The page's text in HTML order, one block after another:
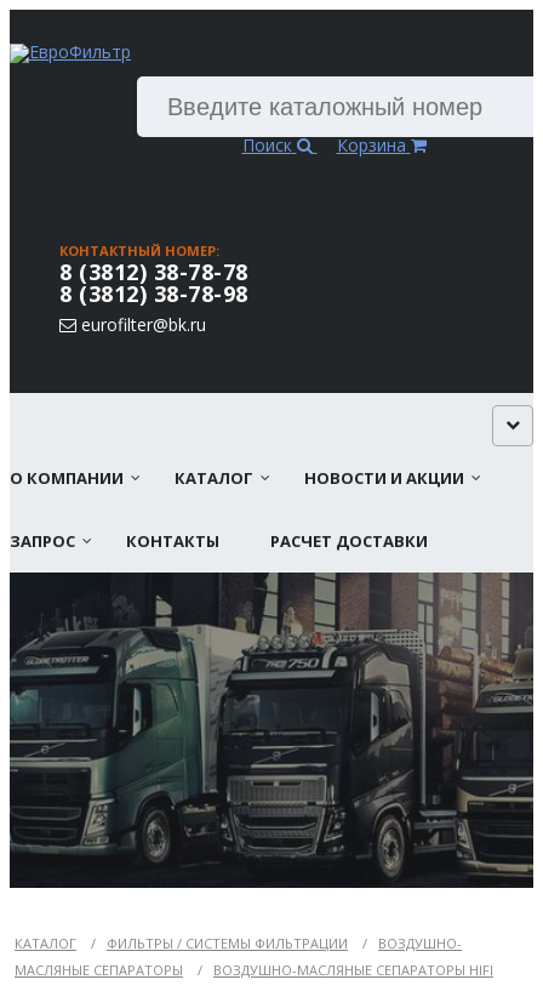
Поиск Корзина
КОНТАКТНЫЙ НОМЕР:
8 (3812) 38-78-78
8 (3812) 38-78-98
eurofilter@bk.ru
О КОМПАНИИ КАТАЛОГ НОВОСТИ И АКЦИИ
ЗАПРОС КОНТАКТЫ РАСЧЕТ ДОСТАВКИ
КАТАЛОГ / ФИЛЬТРЫ / СИСТЕМЫ ФИЛЬТРАЦИИ / ВОЗДУШНО-
МАСЛЯНЫЕ СЕПАРАТОРЫ / ВОЗДУШНО-МАСЛЯНЫЕ СЕПАРАТОРЫ HIFI